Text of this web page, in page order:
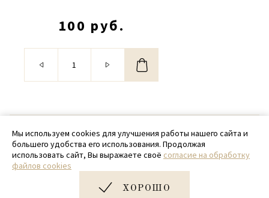
100 руб.
© 2020 - 2026 SamPack
+ 7 (918) 699-97-87
zakaz@sampack.store
Дизайн и разработка сайта
Мы используем cookies для улучшения работы нашего сайта и
большего удобства его использования. Продолжая
использовать сайт, Вы выражаете своё согласие на обработку
файлов cookies
ХОРОШО